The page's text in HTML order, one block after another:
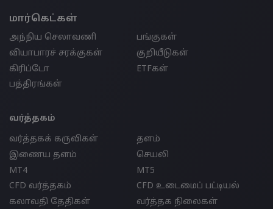
மார்கெட்கள்
அந்நிய செலாவணி
பங்குகள்
வியாபாரச் சரக்குகள்
குறியீடுகள்
கிரிப்டோ
ETFகள்
பத்திரங்கள்
வர்த்தகம்
வர்த்தகக் கருவிகள்
தளம்
இணைய தளம்
செயலி
MT4
MT5
CFD வர்த்தகம்
CFD உடைமைப் பட்டியல்
கலாவதி தேதிகள்
வர்த்தக நிலைகள்